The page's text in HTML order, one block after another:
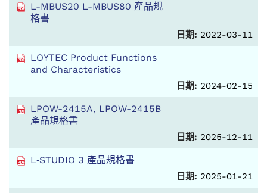
L-MBUS20 L-MBUS80 產品規
格書
日期: 2022-03-11
LOYTEC Product Functions
and Characteristics
日期: 2024-02-15
LPOW-2415A, LPOW-2415B
產品規格書
日期: 2025-12-11
L‑STUDIO 3 產品規格書
日期: 2025-01-21